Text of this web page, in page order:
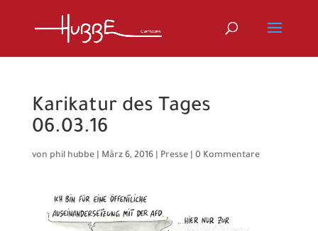
Karikatur des Tages
06.03.16
von phil hubbe| März 6, 2016| Presse| 0 Kommentare